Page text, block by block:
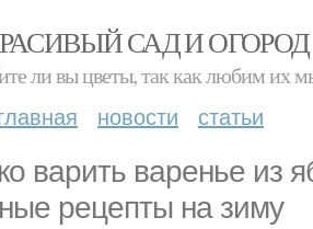
САД И ОГОРОД
ли вы цветы, так как любим их
новости статьи
варить варенье из
рецепты на зиму